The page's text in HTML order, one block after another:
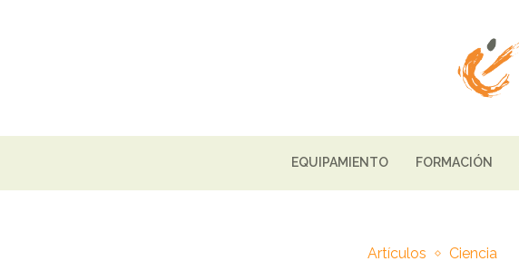
EQUIPAMIENTO FORMACIÓN
Artículos Ciencia